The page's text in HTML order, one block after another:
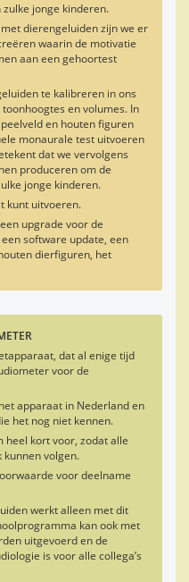
jonge kinderen.
dierengeluiden zijn we er
waarin de motivatie
aan een gehoortest
te kalibreren in ons
en volumes. In
en houten figuren
monaurale test uitvoeren
dat we vervolgens
produceren om de
jonge kinderen.
kunt uitvoeren.
upgrade voor de
een software update, een
dierfiguren, het
dat al enige tijd
voor de
apparaat in Nederland en
het nog niet kennen.
heel kort voor, zodat alle
volgen.
voor deelname
werkt alleen met dit
kan ook met
uitgevoerd en de
is voor alle collega’s